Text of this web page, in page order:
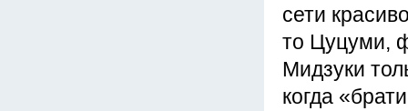
сети
то Цуцуми,
Мидзуки
когда